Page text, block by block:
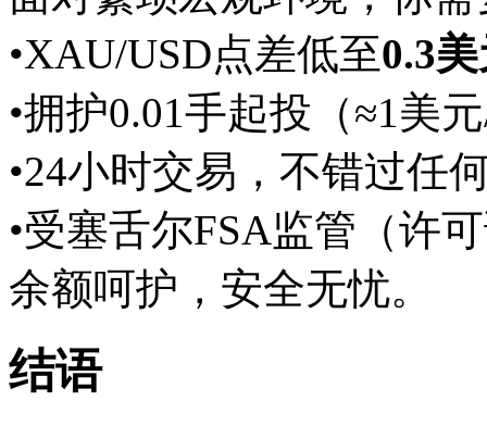
•XAU/USD点差低至0.3
•拥护0.01手起投（≈1美
•24小时交易，不错过任
•受塞舌尔FSA监管（许
余额呵护，安全无忧。
结语